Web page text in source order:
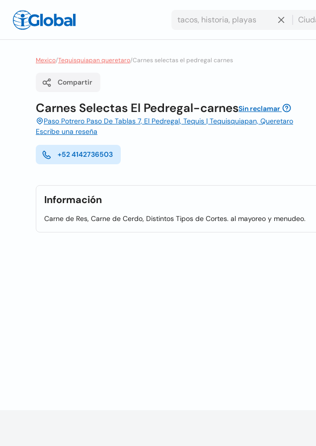
Mexico/Tequisquiapan queretaro/Carnes selectas el pedregal carnes
Compartir
Carnes Selectas El Pedregal-carnesSin reclamar
Paso Potrero Paso De Tablas 7, El Pedregal, Tequis | Tequisquiapan, Queretaro
Escribe una reseña
+52 4142736503
Información
Carne de Res, Carne de Cerdo, Distintos Tipos de Cortes. al mayoreo y menudeo.